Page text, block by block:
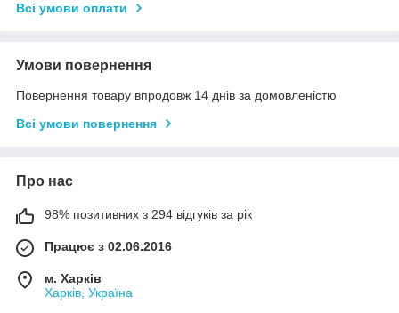
Всі умови оплати
Умови повернення
Повернення товару впродовж 14 днів за домовленістю
Всі умови повернення
Про нас
98% позитивних з 294 відгуків за рік
Працює з 02.06.2016
м. Харків
Харків, Україна